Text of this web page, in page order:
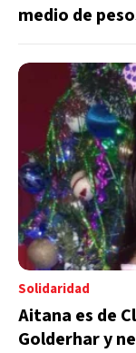
medio de
Solidaridad
Aitana es de
Golderhar y